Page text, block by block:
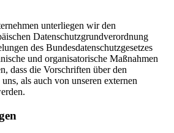
unterliegen wir den
Datenschutzgrundverordnung
des Bundesdatenschutzgesetzes
und organisatorische Maßnahmen
dass die Vorschriften über den
als auch von unseren externen